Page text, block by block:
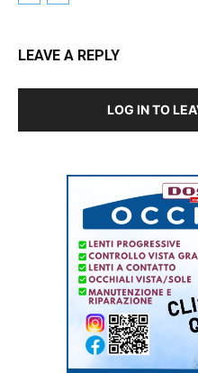
LEAVE A REPLY
LOG IN TO